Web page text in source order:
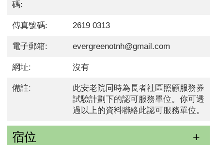
碼:
傳真號碼: 2619 0313
電子郵箱: evergreenotnh@gmail.com
網址: 沒有
備註:
此安老院同時為長者社區照顧服務券
試驗計劃下的認可服務單位。你可透
過以上的資料聯絡此認可服務單位。
宿位